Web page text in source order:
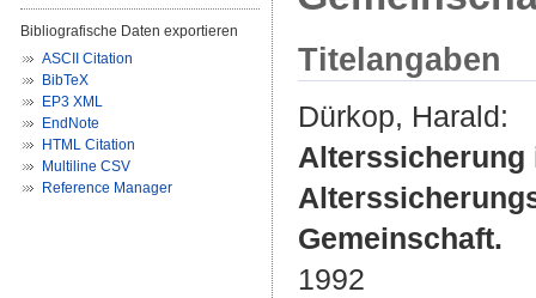
Bibliografische Daten exportieren
ASCII Citation
BibTeX
EP3 XML
EndNote
HTML Citation
Multiline CSV
Reference Manager
Titelangaben
Dürkop, Harald:
Alterssicherung
Gemeinschaft.
1992